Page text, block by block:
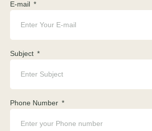
E-mail
Subject
Phone Number